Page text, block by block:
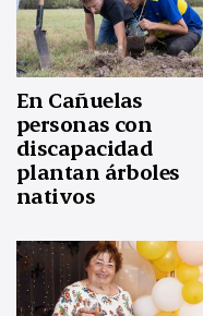
En Cañuelas
personas con
discapacidad
plantan árboles
nativos